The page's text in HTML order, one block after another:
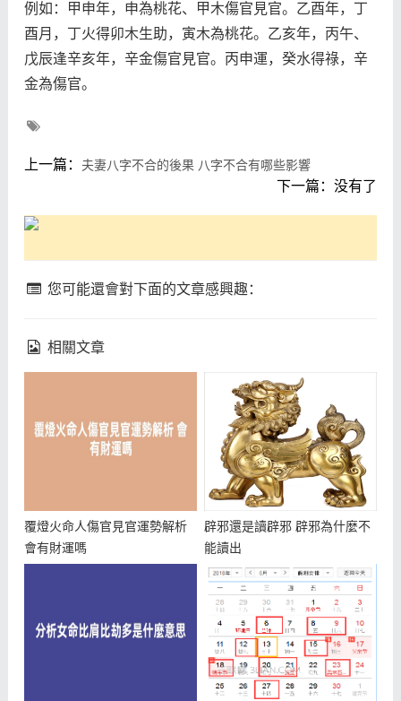
例如：甲申年，申為桃花、甲木傷官見官。乙酉年，丁
酉月，丁火得卯木生助，寅木為桃花。乙亥年，丙午、
戊辰逢辛亥年，辛金傷官見官。丙申運，癸水得祿，辛
金為傷官。
上一篇： 夫妻八字不合的後果 八字不合有哪些影響
下一篇：没有了
您可能還會對下面的文章感興趣：
相關文章
覆燈火命人傷官見官運勢解析
會有財運嗎
辟邪還是讀辟邪 辟邪為什麼不
能讀出